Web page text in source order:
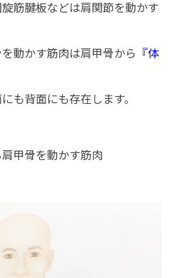
筋腱板などは肩関節を動かす
動かす筋肉は肩甲骨から 『体
も背面にも存在します。
肩甲骨を動かす筋肉